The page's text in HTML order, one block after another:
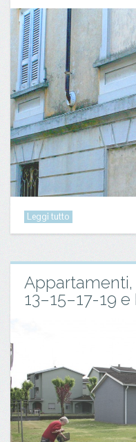
Leggi tutto
Appartamenti,
13–15–17-19